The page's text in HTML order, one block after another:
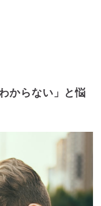
からない」と悩